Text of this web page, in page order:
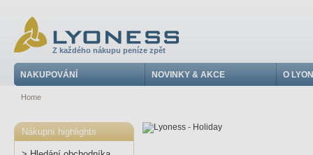
Z každého nákupu peníze zpět
NAKUPOVÁNÍ NOVINKY & AKCE O
Home
Nákupní highlights